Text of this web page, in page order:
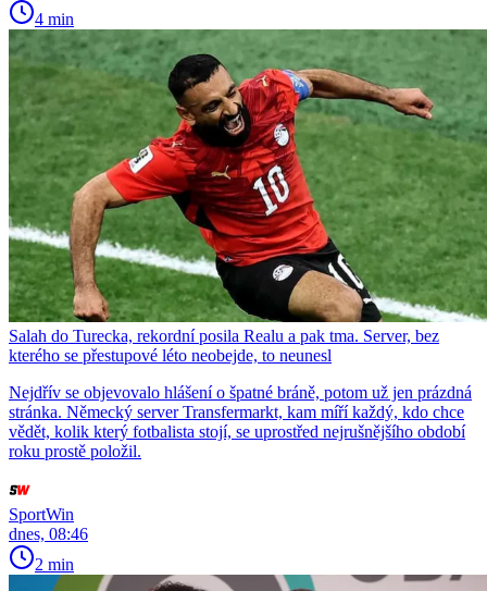
4 min
Salah do Turecka, rekordní posila Realu a pak tma. Server, bez
kterého se přestupové léto neobejde, to neunesl
Nejdřív se objevovalo hlášení o špatné bráně, potom už jen prázdná
stránka. Německý server Transfermarkt, kam míří každý, kdo chce
vědět, kolik který fotbalista stojí, se uprostřed nejrušnějšího období
roku prostě položil.
SportWin
dnes, 08:46
2 min